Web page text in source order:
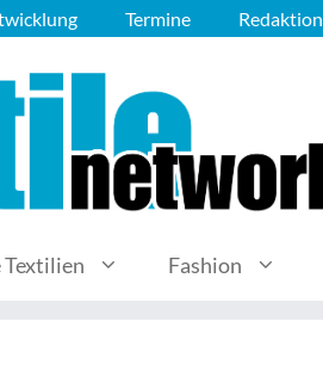
Termine Redaktion
Textilien Fashion